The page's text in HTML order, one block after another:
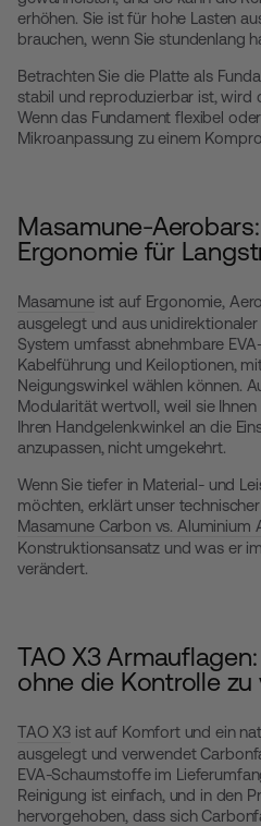
erhöhen. Sie ist für hohe Lasten
brauchen, wenn Sie stundenlang
Betrachten Sie die Platte als
stabil und reproduzierbar ist, wird
Wenn das Fundament flexibel
Mikroanpassung zu einem
Masamune-
Ergonomie für
Masamuneist auf Ergonomie,
ausgelegt und aus
System umfasst abnehmbare
Kabelführung und Keiloptionen,
Neigungswinkel wählen können.
Modularität wertvoll, weil sie
Ihren Handgelenkwinkel an die
anzupassen, nicht umgekehrt.
Wenn Sie tiefer in Material- und
möchten, erklärt unser
Masamune Carbon vs. Aluminium
Konstruktionsansatz und was er
verändert.
TAO X3
ohne die Kontrolle zu
TAO X3 ist auf Komfort und ein
ausgelegt und verwendet
EVA-Schaumstoffe im
Reinigung ist einfach, und in den
hervorgehoben, dass sich